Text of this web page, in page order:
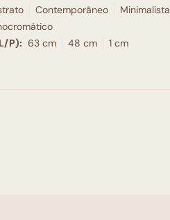
Contemporâneo
Minimalista
P): 63 cm 48 cm 1 cm